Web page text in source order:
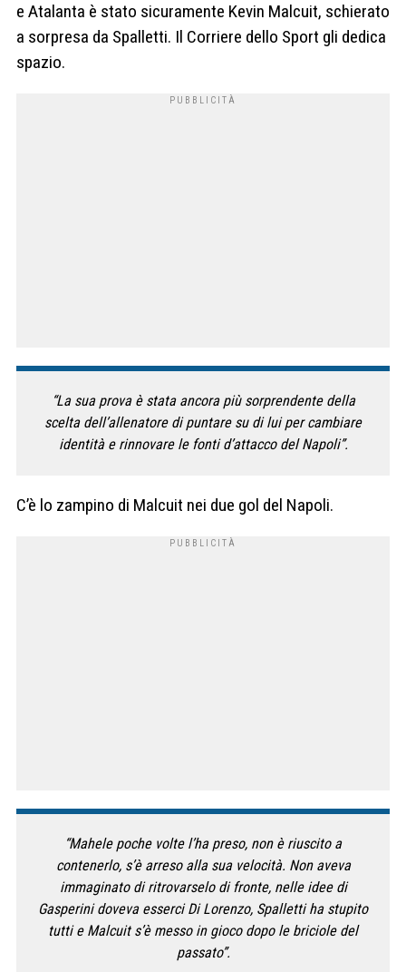
e Atalanta è stato sicuramente Kevin Malcuit, schierato
a sorpresa da Spalletti. Il Corriere dello Sport gli dedica
spazio.
“La sua prova è stata ancora più sorprendente della
scelta dell’allenatore di puntare su di lui per cambiare
identità e rinnovare le fonti d’attacco del Napoli”.
C’è lo zampino di Malcuit nei due gol del Napoli.
“Mahele poche volte l’ha preso, non è riuscito a
contenerlo, s’è arreso alla sua velocità. Non aveva
immaginato di ritrovarselo di fronte, nelle idee di
Gasperini doveva esserci Di Lorenzo, Spalletti ha stupito
tutti e Malcuit s’è messo in gioco dopo le briciole del
passato”.